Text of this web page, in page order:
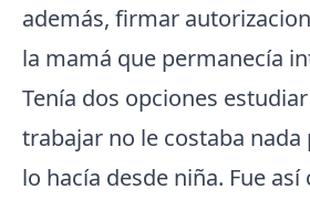
además, firmar
la mamá que permanecía
Tenía dos opciones
trabajar no le costaba nada
lo hacía desde niña. Fue